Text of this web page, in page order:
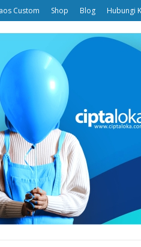
Custom Shop Blog Hubungi